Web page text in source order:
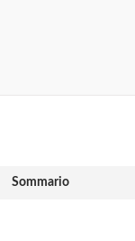
Sommario